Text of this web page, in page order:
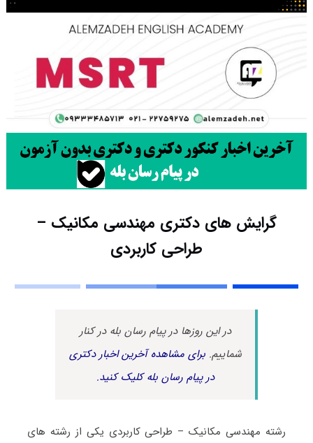
گرایش های دکتری مهندسی مکانیک –
طراحی کاربردی
در این روزها در پیام رسان بله در کنار
شماییم.برای مشاهده آخرین اخبار دکتری
در پیام رسان بله کلیک کنید.
رشته مهندسی مکانیک – طراحی کاربردی یکی از رشته های